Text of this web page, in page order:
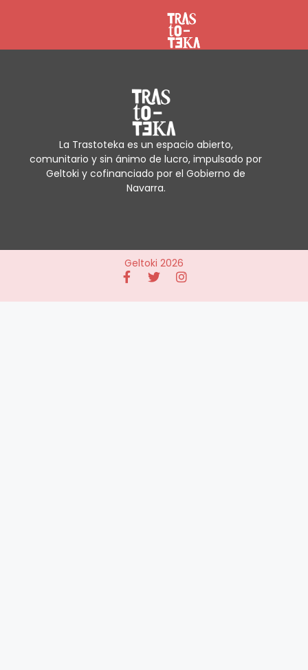
La Trastoteka es un espacio abierto,
comunitario y sin ánimo de lucro, impulsado por
Geltoki y cofinanciado por el Gobierno de
Navarra.
Geltoki 2026